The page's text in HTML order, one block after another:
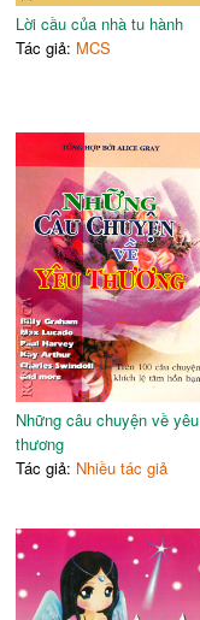
Lời cầu của nhà tu hành
Tác giả: MCS
Những câu chuyện về yêu
thương
Tác giả: Nhiều tác giả